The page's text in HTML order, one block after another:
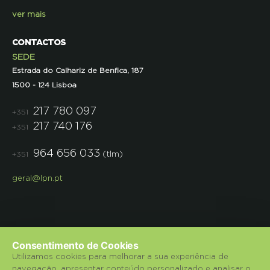
ver mais
CONTACTOS
SEDE
Estrada do Calhariz de Benfica, 187
1500 - 124 Lisboa
+351 217 780 097
+351 217 740 176
+351 964 656 033 (tlm)
geral@lpn.pt
Consentimento de Cookies
Utilizamos cookies para melhorar a sua experiência de